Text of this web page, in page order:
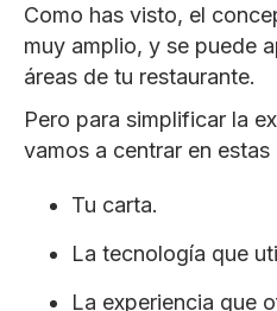
Como has visto, el
muy amplio, y se puede
áreas de tu restaurante.
Pero para simplificar la
vamos a centrar en estas
Tu carta.
La tecnología que
La experiencia que